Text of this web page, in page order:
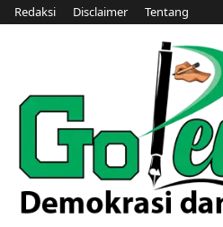
Redaksi Disclaimer Tentang